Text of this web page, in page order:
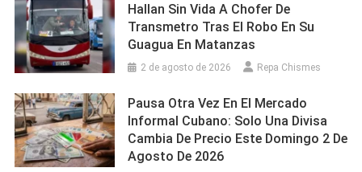
Hallan Sin Vida A Chofer De
Transmetro Tras El Robo En Su
Guagua En Matanzas
2 de agosto de 2026 Repa Chismes
Pausa Otra Vez En El Mercado
Informal Cubano: Solo Una Divisa
Cambia De Precio Este Domingo 2 De
Agosto De 2026